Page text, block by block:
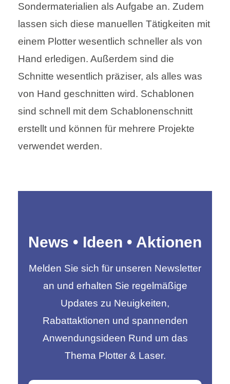
Sondermaterialien als Aufgabe an. Zudem
lassen sich diese manuellen Tätigkeiten mit
einem Plotter wesentlich schneller als von
Hand erledigen. Außerdem sind die
Schnitte wesentlich präziser, als alles was
von Hand geschnitten wird. Schablonen
sind schnell mit dem Schablonenschnitt
erstellt und können für mehrere Projekte
verwendet werden.
News • Ideen • Aktionen
Melden Sie sich für unseren Newsletter
an und erhalten Sie regelmäßige
Updates zu Neuigkeiten,
Rabattaktionen und spannenden
Anwendungsideen Rund um das
Thema Plotter & Laser.